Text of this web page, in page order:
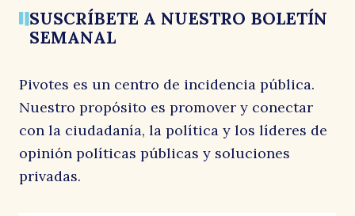
SUSCRÍBETE A NUESTRO BOLETÍN
SEMANAL
Pivotes es un centro de incidencia pública.
Nuestro propósito es promover y conectar
con la ciudadanía, la política y los líderes de
opinión políticas públicas y soluciones
privadas.